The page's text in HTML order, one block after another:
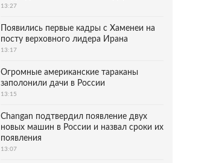
13:27
Появились первые кадры с Хаменеи на
посту верховного лидера Ирана
13:17
Огромные американские тараканы
заполонили дачи в России
13:15
Changan подтвердил появление двух
новых машин в России и назвал сроки их
появления
13:07